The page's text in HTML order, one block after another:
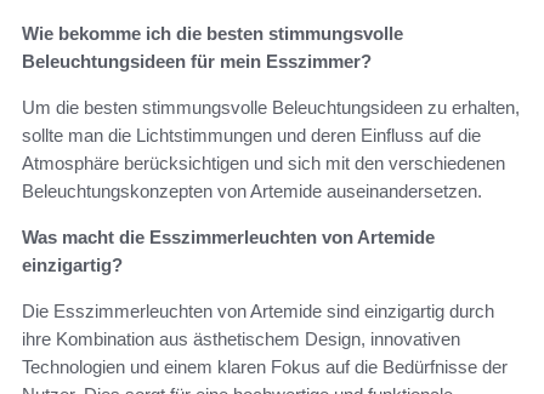
Wie bekomme ich die besten stimmungsvolle
Beleuchtungsideen für mein Esszimmer?
Um die besten stimmungsvolle Beleuchtungsideen zu erhalten,
sollte man die Lichtstimmungen und deren Einfluss auf die
Atmosphäre berücksichtigen und sich mit den verschiedenen
Beleuchtungskonzepten von Artemide auseinandersetzen.
Was macht die Esszimmerleuchten von Artemide
einzigartig?
Die Esszimmerleuchten von Artemide sind einzigartig durch
ihre Kombination aus ästhetischem Design, innovativen
Technologien und einem klaren Fokus auf die Bedürfnisse der